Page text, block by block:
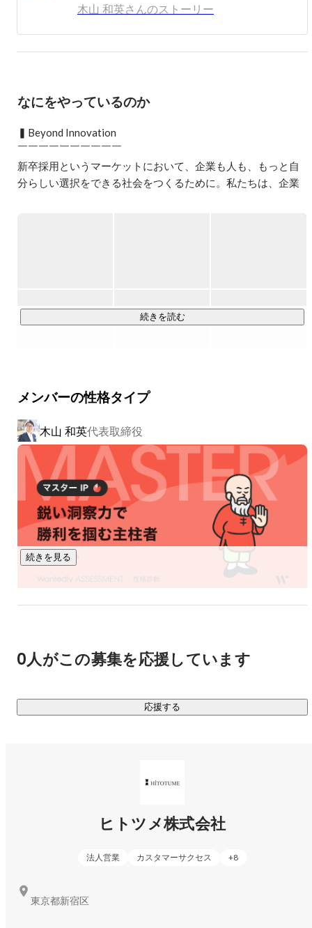
同社では新卒紹介事業の責任者、大阪支社立ち上げ、中途
採用統括等を担いながら、自身でもクライアントを担当。
援した人数は2000人を超える。
新卒から現在まで一貫して新卒支援に携わり、 新卒紹介
業界の中では担当クライアント数、入社支援数は国内トッ
木山 和英さんのストーリー
なにをやっているのか
▍Beyond Innovation
￣￣￣￣￣￣￣￣￣￣
新卒採用というマーケットにおいて、企業も人も、もっと自
分らしい選択をできる社会をつくるために。私たちは、企業
これが、私たちのビジネスです。新卒採用の世界は、もっと
￣￣￣￣￣￣￣￣￣￣
①採用に、Innovationを。
採用コンサルティングサービス「MARUTTO」
新卒採用の課題、難題をまるっと解決するサービス。それが
「MARUTTO」です。60を超える新卒領域のサービス会社と
パートナー契約を結び、各社の特徴あるサービスを組み合わ
せ、企業ごとの課題に応じた個社最適なソリューションを設
計・提案します。採用ターゲット設定、採用手法の策定、選
考フロー構築、内定フォローまで。自社サービスにこだわら
ないフラットな視点からベストな選択肢を提示し、採用成功
を支援します。
首都圏で働きたい学生に特化した新卒人材紹介サービスを展
開しています。業界経験およそ20年の創業メンバーのもと、
加えて、学生担当と企業担当を分業しない「両面型エージェ
ントサービス」で学生と企業、両者の認識のズレをなくし、
③HR事業者に、Innovationを。
新卒採用サービスの底上げのためにつくった、エージェント
会社向け求人＆求職者シェアサービスです。必要な求人が確
保できない、求める求職者が集まらないなど、エージェント
い課題を同業他社との連携で解決し、クライアント企業の採
用成功率を高め、ユーザーの満足度を高めます。現在、全国
続きを読む
メンバーの性格タイプ
木山 和英代表取締役
続きを見る
0人がこの募集を応援しています
応援する
ヒトツメ株式会社
法人営業 カスタマーサクセス +8
東京都新宿区